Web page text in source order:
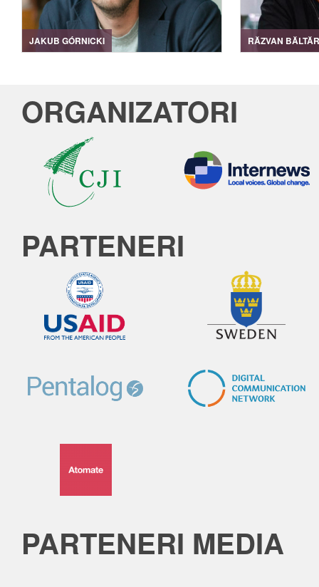
JAKUB GÓRNICKI RĂZVAN
ORGANIZATORI
PARTENERI
PARTENERI MEDIA